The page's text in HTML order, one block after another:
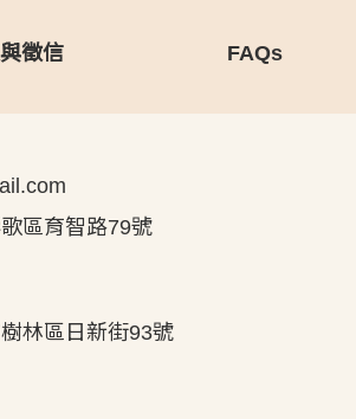
徵信 FAQs
區育智路79號
林區日新街93號